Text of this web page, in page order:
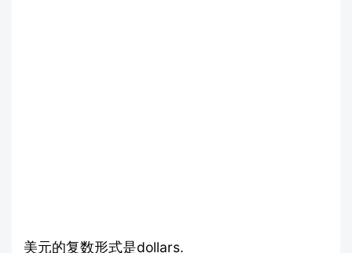
美元的复数形式是dollars.